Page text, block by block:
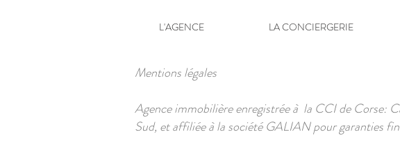
L'AGENCE LA CONCIERGERIE
Mentions légales
Agence immobilière enregistrée à la CCI de Corse:
Sud, et affiliée à la société GALIAN pour garanties